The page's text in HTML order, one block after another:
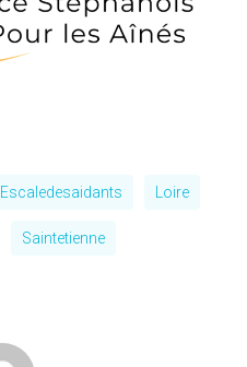
Escaledesaidants Loire
Saintetienne